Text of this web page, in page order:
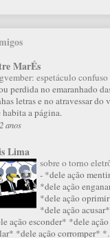
MarÉs
espetáculo confuso
perdida no emaranhado
letras e no atravessar do
habita a página.
anos
Lima
sobre o torno
- *dele ação
*dele ação
*dele ação
*dele ação acusar*
ação esconder* *dele ação
*dele ação corromper*